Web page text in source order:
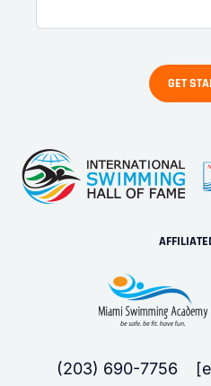
(203) 690-7756